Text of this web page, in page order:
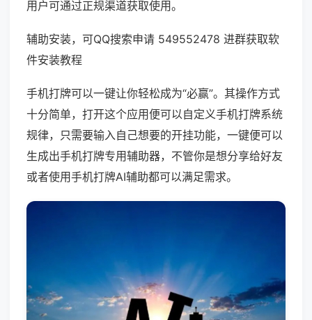
用户可通过正规渠道获取使用。
辅助安装，可QQ搜索申请 549552478 进群获取软
件安装教程
手机打牌可以一键让你轻松成为“必赢”。其操作方式
十分简单，打开这个应用便可以自定义手机打牌系统
规律，只需要输入自己想要的开挂功能，一键便可以
生成出手机打牌专用辅助器，不管你是想分享给好友
或者使用手机打牌AI辅助都可以满足需求。